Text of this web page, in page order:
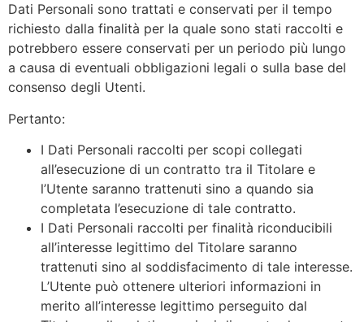
Dati Personali sono trattati e conservati per il tempo
richiesto dalla finalità per la quale sono stati raccolti e
potrebbero essere conservati per un periodo più lungo
a causa di eventuali obbligazioni legali o sulla base del
consenso degli Utenti.
Pertanto:
I Dati Personali raccolti per scopi collegati
all’esecuzione di un contratto tra il Titolare e
l’Utente saranno trattenuti sino a quando sia
completata l’esecuzione di tale contratto.
I Dati Personali raccolti per finalità riconducibili
all’interesse legittimo del Titolare saranno
trattenuti sino al soddisfacimento di tale interesse.
L’Utente può ottenere ulteriori informazioni in
merito all’interesse legittimo perseguito dal